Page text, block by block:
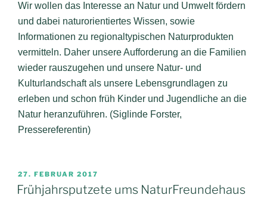
Wir wollen das Interesse an Natur und Umwelt fördern
und dabei naturorientiertes Wissen, sowie
Informationen zu regionaltypischen Naturprodukten
vermitteln. Daher unsere Aufforderung an die Familien
wieder rauszugehen und unsere Natur- und
Kulturlandschaft als unsere Lebensgrundlagen zu
erleben und schon früh Kinder und Jugendliche an die
Natur heranzuführen. (Siglinde Forster,
Pressereferentin)
VERÖFFENTLICHT
AM
27. FEBRUAR 2017
Frühjahrsputzete ums NaturFreundehaus